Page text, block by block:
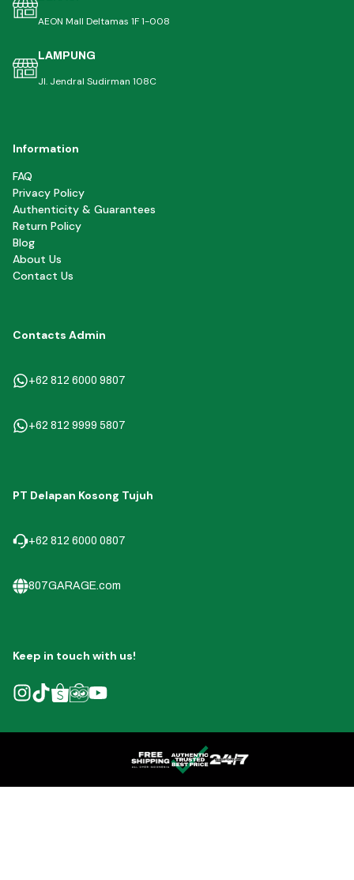
AEON Mall Deltamas 1F 1-008
LAMPUNG
Jl. Jendral Sudirman 108C
Information
FAQ
Privacy Policy
Authenticity & Guarantees
Return Policy
Blog
About Us
Contact Us
Contacts Admin
+62 812 6000 9807
+62 812 9999 5807
PT Delapan Kosong Tujuh
+62 812 6000 0807
807GARAGE.com
Keep in touch with us!